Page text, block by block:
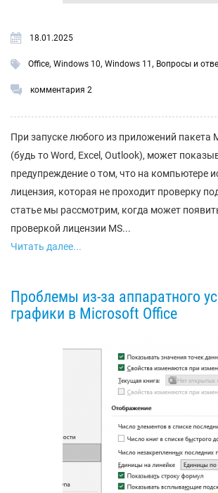
18.01.2025
Office, Windows 10, Windows 11 , Вопросы и
комментария 2
При запуске любого из приложений пакета
(будь то Word, Excel, Outlook), может
предупреждение о том, что на компьютере
лицензия, которая не проходит проверку
статье мы рассмотрим, когда может
проверкой лицензии MS...
Читать далее...
Проблемы из-за аппаратного
графики в Microsoft Office